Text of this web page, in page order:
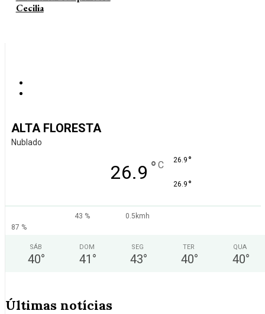
Cecilia
ALTA FLORESTA
Nublado
26.9 ° C 26.9 °
26.9 °
43 %
0.5kmh
87 %
SÁB
40°
DOM
41 °
SEG
43°
TER
40°
QUA
40°
Últimas notícias